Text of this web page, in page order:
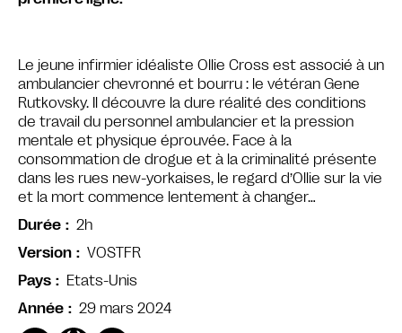
Le jeune infirmier idéaliste Ollie Cross est associé à un
ambulancier chevronné et bourru : le vétéran Gene
Rutkovsky. Il découvre la dure réalité des conditions
de travail du personnel ambulancier et la pression
mentale et physique éprouvée. Face à la
consommation de drogue et à la criminalité présente
dans les rues new-yorkaises, le regard d’Ollie sur la vie
et la mort commence lentement à changer…
Durée
2h
Version
VOSTFR
Pays
Etats-Unis
Année
29 mars 2024